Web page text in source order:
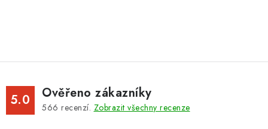
5.0 Ověřeno zákazníky
566 recenzí. Zobrazit všechny recenze